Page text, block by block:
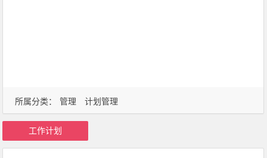
所属分类： 管理 计划管理
工作计划